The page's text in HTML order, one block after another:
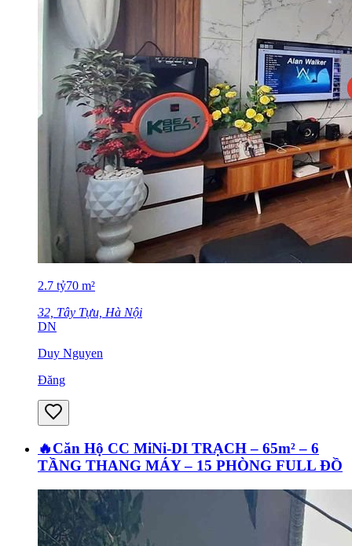
2.7 tỷ70 m²
32, Tây Tựu, Hà Nội
DN
Duy Nguyen
Đăng
🔥Căn Hộ CC MiNi-DI TRẠCH – 65m² – 6
TẦNG THANG MÁY – 15 PHÒNG FULL ĐỒ